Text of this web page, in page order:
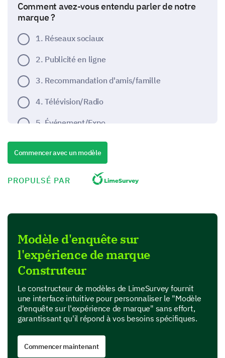
Comment avez-vous entendu parler de notre
marque ?
1. Réseaux sociaux
2. Publicité en ligne
3. Recommandation d'amis/famille
4. Télévision/Radio
5. Événement/Expo
6. Autre : [Veuillez préciser]
Veuillez évaluer votre impression initiale de
notre marque.
1. Très positif
2. Positif
4. Négatif
Commencer avec un modèle
PROPULSÉ PAR
Modèle d'enquête sur
l'expérience de marque
Construteur
Le constructeur de modèles de LimeSurvey fournit
une interface intuitive pour personnaliser le "Modèle
d'enquête sur l'expérience de marque" sans effort,
garantissant qu'il répond à vos besoins spécifiques.
Commencer maintenant